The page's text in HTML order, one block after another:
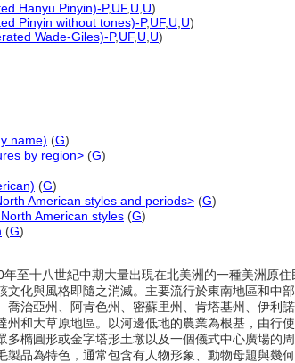
Hanyu Pinyin)-P,UF, U U)
Pinyin without tones)-P,UF, U U)
Wade-Giles)-P,UF, U U)
name) (G)
by region> (G)
(G)
American styles and periods> (G)
American styles (G)
(G)
年至十八世紀中期大量出現在北美洲的一種美洲原
化與風格即隨之消滅。主要流行於東南地區和中
喬治亞州、阿肯色州、密蘇里州、肯塔基州、伊利
州和大草原地區。以河邊低地的農業為根基，由行
多橢圓形或金字塔形土墩以及一個儀式中心廣場的
製品為特色，通常包含有人物形象、動物母題與幾